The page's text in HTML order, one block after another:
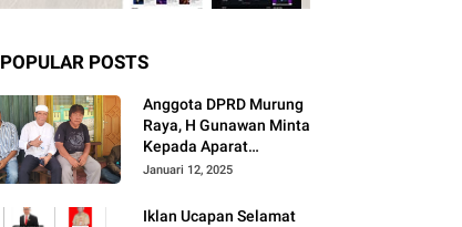
POPULAR POSTS
Anggota DPRD Murung
Raya, H Gunawan Minta
Kepada Aparat
Berantas judi dan
Instruksi Presiden RI
Januari 12, 2025
Iklan Ucapan Selamat